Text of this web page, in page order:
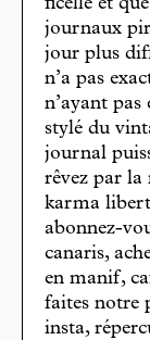
ficelle et
journaux
jour plus
n’a pas
n’ayant
stylé du
journal
rêvez par la
karma
abonnez-
canaris,
en manif,
faites notre
insta,